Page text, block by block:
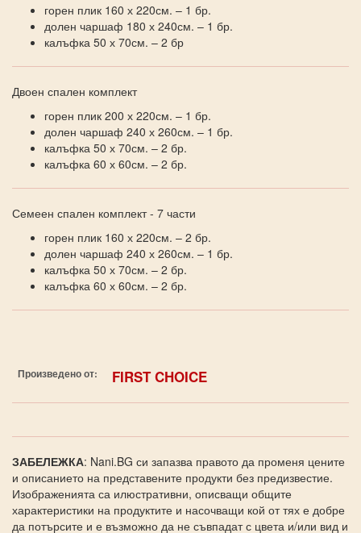
горен плик 160 х 220см. – 1 бр.
долен чаршаф 180 х 240см. – 1 бр.
калъфка 50 х 70см. – 2 бр
Двоен спален комплект
горен плик 200 х 220см. – 1 бр.
долен чаршаф 240 х 260см. – 1 бр.
калъфка 50 х 70см. – 2 бр.
калъфка 60 х 60см. – 2 бр.
Семеен спален комплект - 7 части
горен плик 160 х 220см. – 2 бр.
долен чаршаф 240 х 260см. – 1 бр.
калъфка 50 х 70см. – 2 бр.
калъфка 60 х 60см. – 2 бр.
Произведено от: FIRST CHOICE
ЗАБЕЛЕЖКА: Nani.BG си запазва правото да променя цените
и описанието на представените продукти без предизвестие.
Изображенията са илюстративни, описващи общите
характеристики на продуктите и насочващи кой от тях е добре
да потърсите и е възможно да не съвпадат с цвета и/или вид и